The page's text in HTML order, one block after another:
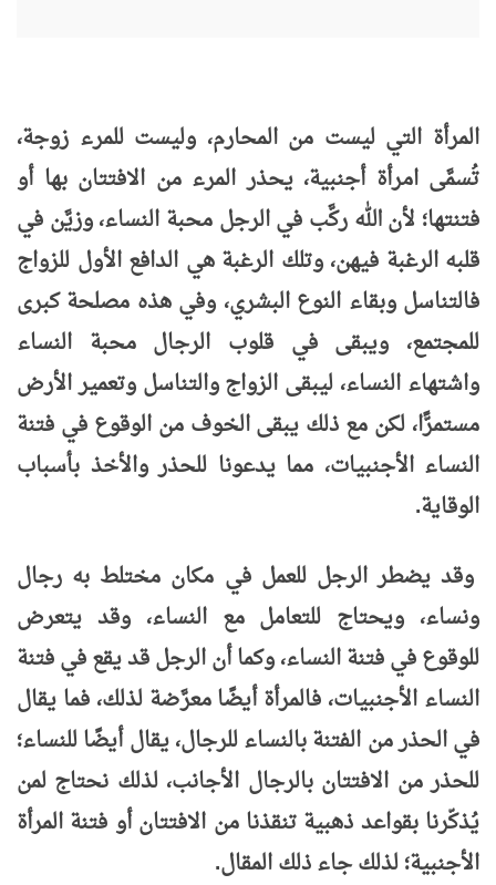
المرأة التي ليست من المحارم، وليست للمرء زوجة،
تُسمَّى امرأة أجنبية، يحذر المرء من الافتتان بها أو
فتنتها؛ لأن الله ركَّب في الرجل محبة النساء، وزيَّن في
قلبه الرغبة فيهن، وتلك الرغبة هي الدافع الأول للزواج
فالتناسل وبقاء النوع البشري، وفي هذه مصلحة كبرى
للمجتمع، ويبقى في قلوب الرجال محبة النساء
واشتهاء النساء، ليبقى الزواج والتناسل وتعمير الأرض
مستمرًّا، لكن مع ذلك يبقى الخوف من الوقوع في فتنة
النساء الأجنبيات، مما يدعونا للحذر والأخذ بأسباب
الوقاية.
وقد يضطر الرجل للعمل في مكان مختلط به رجال
ونساء، ويحتاج للتعامل مع النساء، وقد يتعرض
للوقوع في فتنة النساء، وكما أن الرجل قد يقع في فتنة
النساء الأجنبيات، فالمرأة أيضًا معرَّضة لذلك، فما يقال
في الحذر من الفتنة بالنساء للرجال، يقال أيضًا للنساء؛
للحذر من الافتتان بالرجال الأجانب، لذلك نحتاج لمن
يُذكّرنا بقواعد ذهبية تنقذنا من الافتتان أو فتنة المرأة
الأجنبية؛ لذلك جاء ذلك المقال.